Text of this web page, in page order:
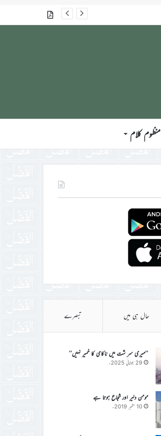
گذشتہ شمارے
منظوم کلام
حال ہی میں تبصرے
’’میری سر شت میں ناکامی کا خمیر نہیں‘‘
29 جولائی 2025ء
مومن دلیر اور شجاع ہوتا ہے
10 ستمبر 2019ء